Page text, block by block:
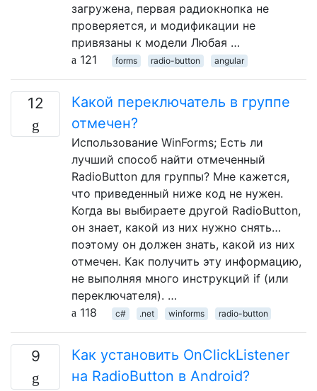
загружена, первая радиокнопка не
проверяется, и модификации не
привязаны к модели Любая …
121
forms radio-button angular
12
Какой переключатель в группе
отмечен?
Использование WinForms; Есть ли
лучший способ найти отмеченный
RadioButton для группы? Мне кажется,
что приведенный ниже код не нужен.
Когда вы выбираете другой RadioButton,
он знает, какой из них нужно снять…
поэтому он должен знать, какой из них
отмечен. Как получить эту информацию,
не выполняя много инструкций if (или
переключателя). …
118
c# .net winforms radio-button
9
Как установить OnClickListener
на RadioButton в Android?